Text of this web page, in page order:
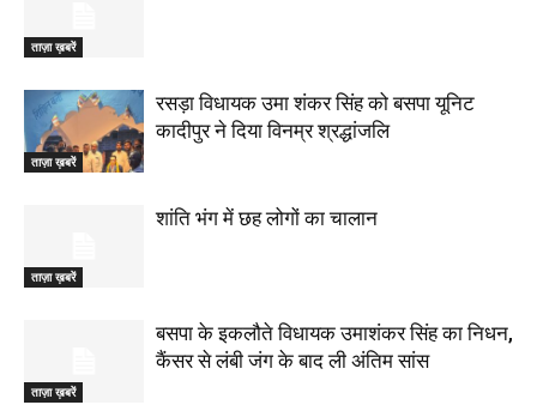
ताज़ा ख़बरें
ताज़ा ख़बरें
रसड़ा विधायक उमा शंकर सिंह को बसपा यूनिट
कादीपुर ने दिया विनम्र श्रद्धांजलि
ताज़ा ख़बरें
शांति भंग में छह लोगों का चालान
ताज़ा ख़बरें
बसपा के इकलौते विधायक उमाशंकर सिंह का निधन,
कैंसर से लंबी जंग के बाद ली अंतिम सांस